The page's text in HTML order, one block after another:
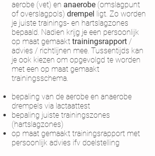
aerobe (vet) en anaerobe (omslagpunt
of overslagpols) drempel ligt. Zo worden
je juiste trainings- en hartslagzones
bepaald. Nadien krijg je een persoonlijk
op maat gemaakt trainingsrapport /
advies / richtlijnen mee. Tussentijds kan
je ook kiezen om opgevolgd te worden
met een op maat gemaakt
trainingsschema.
bepaling van de aerobe en anaerobe
drempels via lactaattest
bepaling juiste trainingszones
(hartslagzones)
op maat gemaakt trainingsrapport met
persoonlijk advies ifv doelstelling